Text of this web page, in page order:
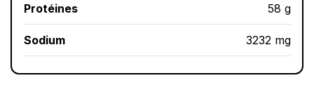
Protéines 58 g
Sodium 3232 mg